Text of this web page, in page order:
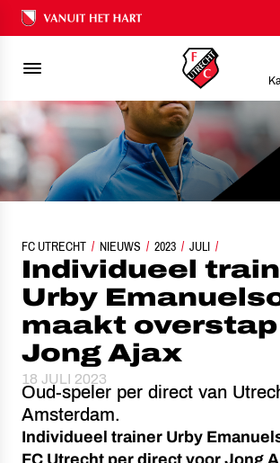
Ons nalatenschap
FC UTRECHT NIEUWS 2023 JULI
INDIVIDUEEL TRAINER URBY EMANUELSON MAAKT
Individueel
Urby
maakt
Jong Ajax
18 JULI 2023
Oud-speler per direct van
Amsterdam.
Individueel trainer Urby
FC Utrecht per direct voor Jong